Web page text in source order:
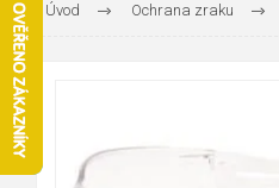
Úvod Ochrana zraku